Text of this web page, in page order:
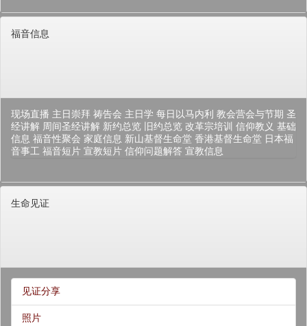
福音信息
现场直播 主日崇拜 祷告会 主日学 每日以马内利 教会营会与节期 圣
经讲解 周间圣经讲解 新约总览 旧约总览 改革宗培训 信仰教义 基础
信息 福音性聚会 家庭信息 新山基督生命堂 香港基督生命堂 日本福
音事工 福音短片 宣教短片 信仰问题解答 宣教信息
生命见证
见证分享
照片